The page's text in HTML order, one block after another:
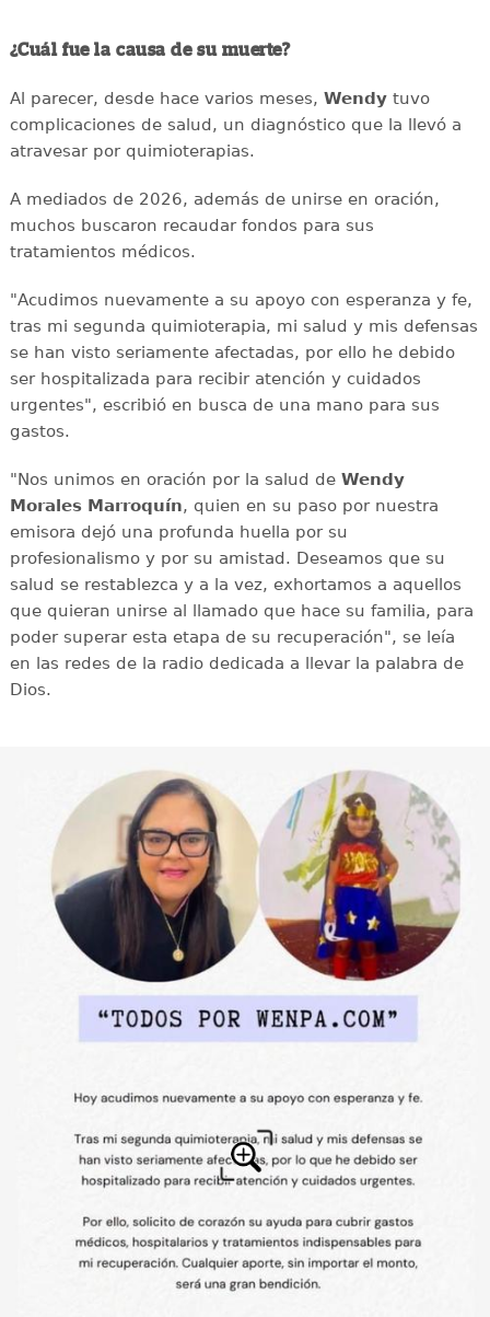
¿Cuál fue la causa de su muerte?
Al parecer, desde hace varios meses, Wendytuvo
complicaciones de salud, un diagnóstico que la llevó a
atravesar por quimioterapias.
A mediados de 2026, además de unirse en oración,
muchos buscaron recaudar fondos para sus
tratamientos médicos.
"Acudimos nuevamente a su apoyo con esperanza y fe,
tras mi segunda quimioterapia, mi salud y mis defensas
se han visto seriamente afectadas, por ello he debido
ser hospitalizada para recibir atención y cuidados
urgentes", escribió en busca de una mano para sus
gastos.
"Nos unimos en oración por la salud de Wendy
Morales Marroquín, quien en su paso por nuestra
emisora dejó una profunda huella por su
profesionalismo y por su amistad. Deseamos que su
salud se restablezca y a la vez, exhortamos a aquellos
que quieran unirse al llamado que hace su familia, para
poder superar esta etapa de su recuperación", se leía
en las redes de la radio dedicada a llevar la palabra de
Dios.